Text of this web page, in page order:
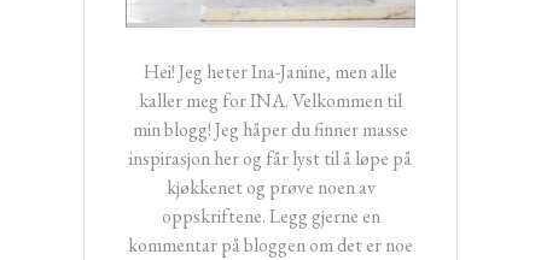
Hei! Jeg heter Ina-Janine, men alle
kaller meg for INA. Velkommen til
min blogg! Jeg håper du finner masse
inspirasjon her og får lyst til å løpe på
kjøkkenet og prøve noen av
oppskriftene. Legg gjerne en
kommentar på bloggen om det er noe